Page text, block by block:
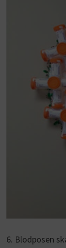
6. Blodposen